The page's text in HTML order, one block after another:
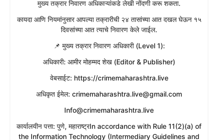
मुख्य तक्रार निवारण अधिकाऱ्यांकडे लेखी नोंदणी करू शकता.
​कायदा आणि नियमांनुसार आपल्या तक्रारीची २४ तासांच्या आत दखल घेऊन १५
दिवसांच्या आत त्याचे निवारण केले जाईल.
​📌 मुख्य तक्रार निवारण अधिकारी (Level 1):
​अधिकारी: आमीर मोहम्मद शेख (Editor & Publisher)
​वेबसाईट: https://crimemaharashtra.live
​अधिकृत ईमेल: crimemaharashtra.live@gmail.com
Info@crimemaharashtra.live
​कार्यालयीन पत्ता: पुणे, महाराष्ट्रIn accordance with Rule 11(2)(a) of
the Information Technology (Intermediary Guidelines and